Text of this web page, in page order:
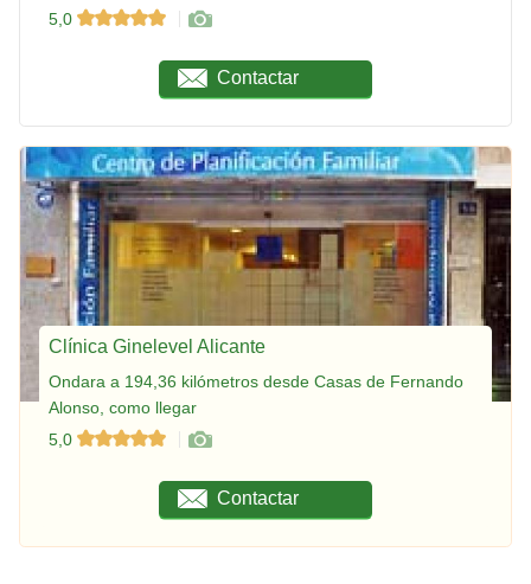
5,0
Contactar
Clínica Ginelevel Alicante
Ondara a 194,36 kilómetros desde Casas de Fernando
Alonso, como llegar
5,0
Contactar